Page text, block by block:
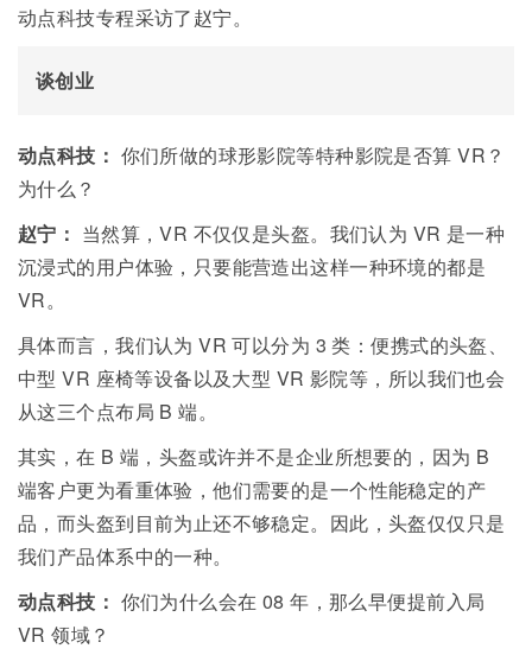
动点科技专程采访了赵宁。
谈创业
动点科技： 你们所做的球形影院等特种影院是否算 VR？
为什么？
赵宁： 当然算，VR 不仅仅是头盔。我们认为 VR 是一种
沉浸式的用户体验，只要能营造出这样一种环境的都是
VR。
具体而言，我们认为VR 可以分为 3 类：便携式的头盔、
中型 VR 座椅等设备以及大型 VR 影院等，所以我们也会
从这三个点布局 B 端。
其实，在 B 端，头盔或许并不是企业所想要的，因为 B
端客户更为看重体验，他们需要的是一个性能稳定的产
品，而头盔到目前为止还不够稳定。因此，头盔仅仅只是
我们产品体系中的一种。
动点科技： 你们为什么会在 08 年，那么早便提前入局
VR 领域？